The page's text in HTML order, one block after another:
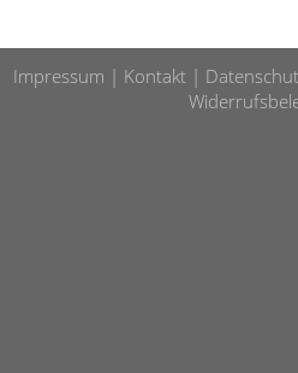
Impressum Kontakt